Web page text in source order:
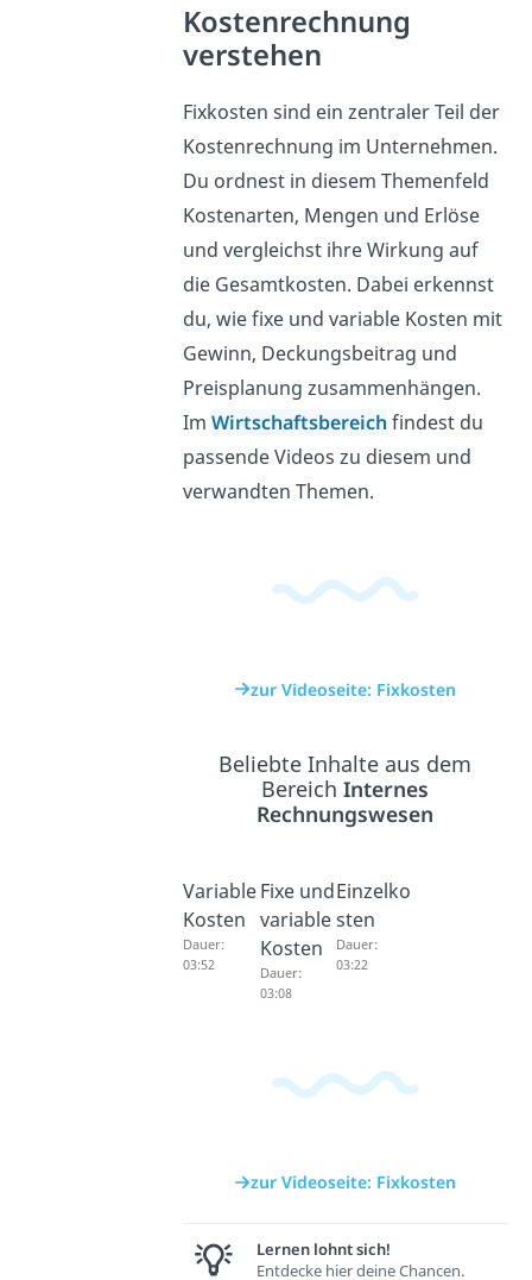
Kostenrechnung
verstehen
Fixkosten sind ein zentraler Teil der
Kostenrechnung im Unternehmen.
Du ordnest in diesem Themenfeld
Kostenarten, Mengen und Erlöse
und vergleichst ihre Wirkung auf
die Gesamtkosten. Dabei erkennst
du, wie fixe und variable Kosten mit
Gewinn, Deckungsbeitrag und
Preisplanung zusammenhängen.
Im Wirtschaftsbereich findest du
passende Videos zu diesem und
verwandten Themen.
zur Videoseite: Fixkosten
Beliebte Inhalte aus dem
BereichInternes
Rechnungswesen
Variable
Kosten
Dauer:
03:52
Fixe und
variable
Kosten
Dauer:
03:08
Einzelko
sten
Dauer:
03:22
zur Videoseite: Fixkosten
Lernen lohnt sich!
Entdecke hier deine Chancen.